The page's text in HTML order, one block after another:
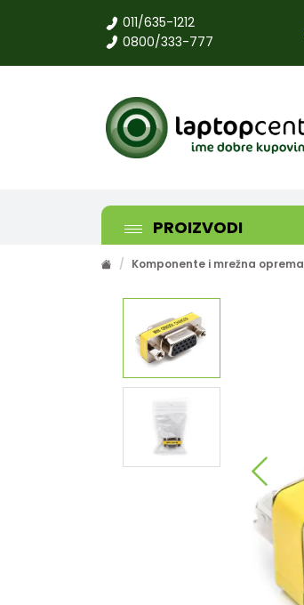
011/635-1212
0800/333-777
PROIZVODI
Komponente i mrežna oprema